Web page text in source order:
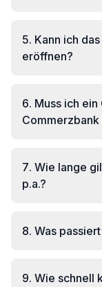
5. Kann ich
eröffnen?
6. Muss ich
Commerzbank
7. Wie lange
p.a.?
8. Was
9. Wie schnell